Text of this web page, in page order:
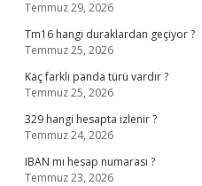
Temmuz 29, 2026
Tm16 hangi duraklardan geçiyor ?
Temmuz 25, 2026
Kaç farklı panda türü vardır ?
Temmuz 25, 2026
329 hangi hesapta izlenir ?
Temmuz 24, 2026
IBAN mı hesap numarası ?
Temmuz 23, 2026